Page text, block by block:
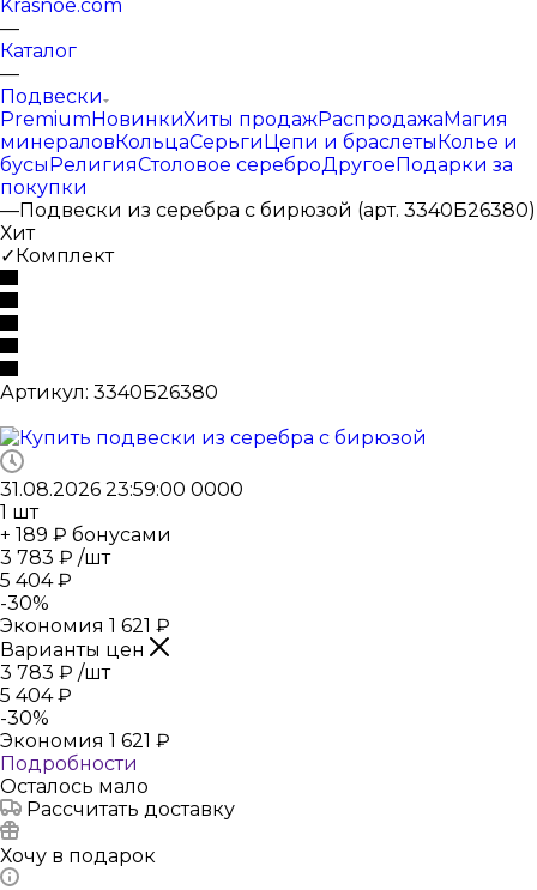
Krasnoe.com
—
Каталог
—
Подвески
PremiumНовинкиХиты продажРаспродажаМагия
минераловКольцаСерьгиЦепи и браслетыКолье и
бусыРелигияСтоловое сереброДругоеПодарки за
покупки
—Подвески из серебра с бирюзой (арт. 3340Б26380)
Хит
✓Комплект
Артикул: 3340Б26380
31.08.2026 23:59:00 0000
1 шт
+ 189 ₽ бонусами
3 783 ₽ /шт
5 404₽
-30%
Экономия 1 621 ₽
Варианты цен
3 783 ₽ /шт
5 404₽
-30%
Экономия 1 621 ₽
Подробности
Осталось мало
Рассчитать доставку
Хочу в подарок